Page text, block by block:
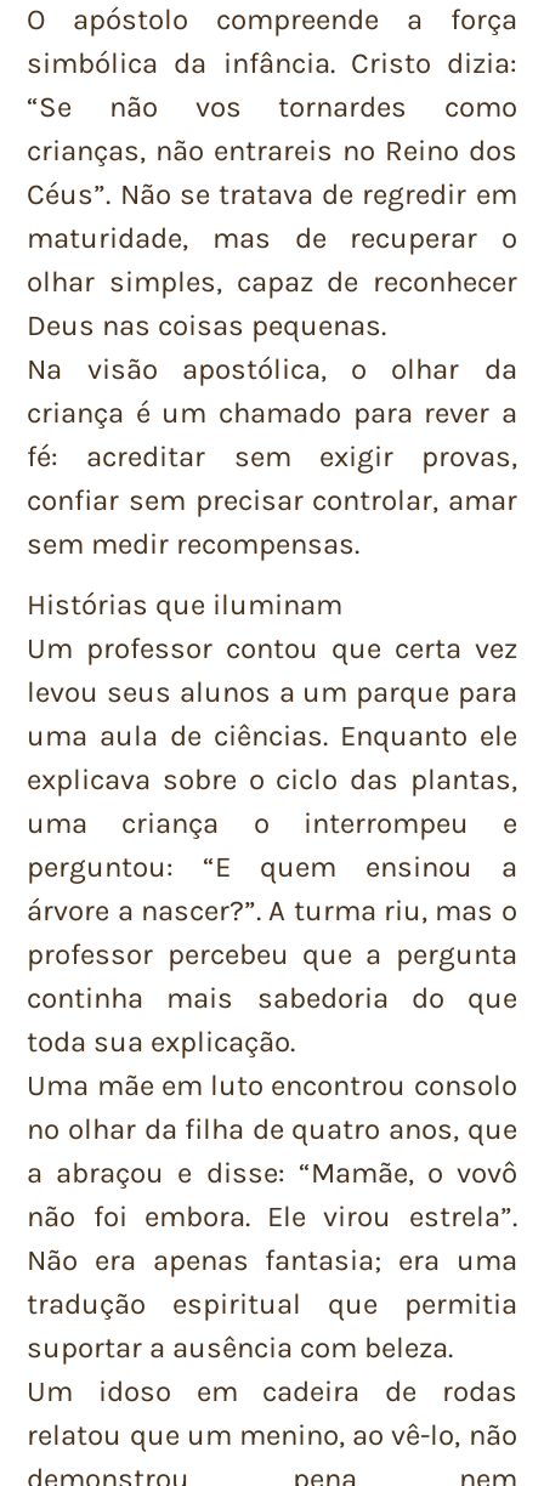
O apóstolo compreende a força
simbólica da infância. Cristo dizia:
“Se não vos tornardes como
crianças, não entrareis no Reino dos
Céus”. Não se tratava de regredir em
maturidade, mas de recuperar o
olhar simples, capaz de reconhecer
Deus nas coisas pequenas.
Na visão apostólica, o olhar da
criança é um chamado para rever a
fé: acreditar sem exigir provas,
confiar sem precisar controlar, amar
sem medir recompensas.
Histórias que iluminam
Um professor contou que certa vez
levou seus alunos a um parque para
uma aula de ciências. Enquanto ele
explicava sobre o ciclo das plantas,
uma criança o interrompeu e
perguntou: “E quem ensinou a
árvore a nascer?”. A turma riu, mas o
professor percebeu que a pergunta
continha mais sabedoria do que
toda sua explicação.
Uma mãe em luto encontrou consolo
no olhar da filha de quatro anos, que
a abraçou e disse: “Mamãe, o vovô
não foi embora. Ele virou estrela”.
Não era apenas fantasia; era uma
tradução espiritual que permitia
suportar a ausência com beleza.
Um idoso em cadeira de rodas
relatou que um menino, ao vê-lo, não
demonstrou pena nem